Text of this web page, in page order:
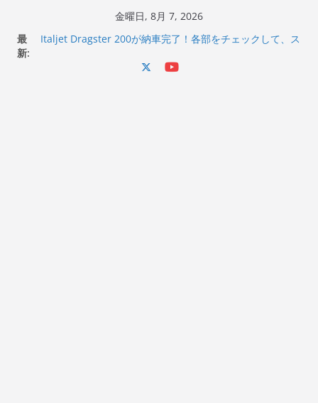
金曜日, 8月 7, 2026
最
新:
Italjet Dragster 200が納車完了！各部をチェックして、ス